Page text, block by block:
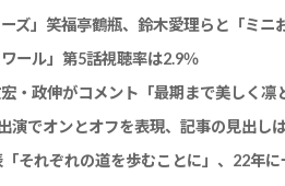
ール」第5話視聴率は2.9％
それぞれの道を歩むことに」、22年に